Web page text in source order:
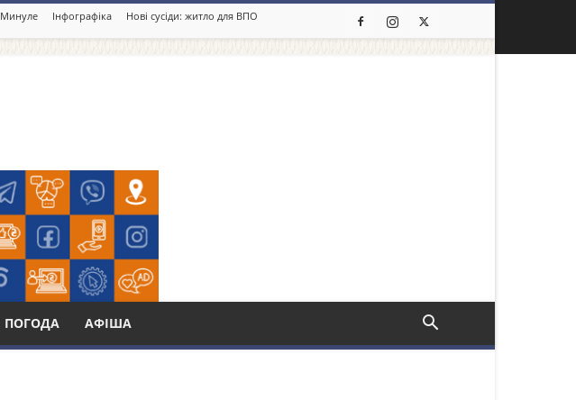
Минуле Інфографіка Нові сусіди: житло для ВПО
ПОГОДА АФІША